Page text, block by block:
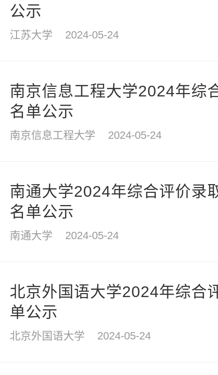
公示
江苏大学 2024-05-24
南京信息工程大学2024年综
名单公示
南京信息工程大学 2024-05-24
南通大学2024年综合评价录
名单公示
南通大学 2024-05-24
北京外国语大学2024年综合
单公示
北京外国语大学 2024-05-24